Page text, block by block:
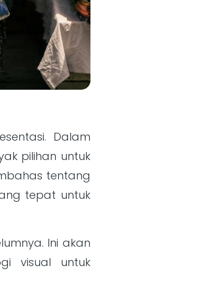
Dalam
pilihan untuk
tentang
tepat untuk
Ini akan
visual untuk